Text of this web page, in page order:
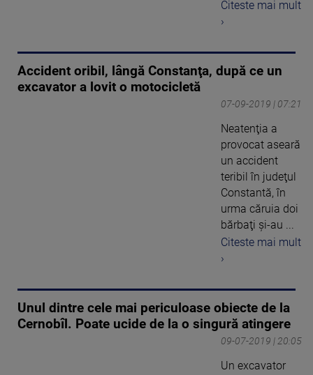
Citeste mai mult
›
Accident oribil, lângă Constanţa, după ce un
excavator a lovit o motocicletă
07-09-2019 | 07:21
Neatenţia a
provocat aseară
un accident
teribil în judeţul
Constantă, în
urma căruia doi
bărbaţi şi-au ...
Citeste mai mult
›
Unul dintre cele mai periculoase obiecte de la
Cernobîl. Poate ucide de la o singură atingere
09-07-2019 | 20:05
Un excavator